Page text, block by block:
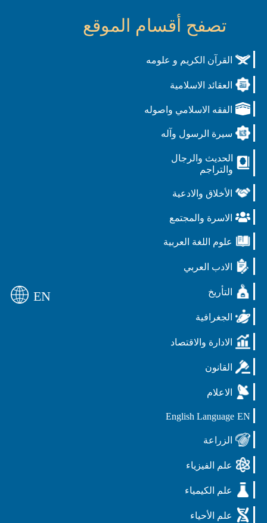
تصفح أقسام الموقع
القرآن الكريم و علومه
العقائد الاسلامية
الفقه الاسلامي واصوله
سيرة الرسول وآله
الحديث والرجال
والتراجم
الأخلاق والادعية
الاسرة والمجتمع
علوم اللغة العربية
الادب العربي
التأريخ
الجغرافية
الادارة والاقتصاد
القانون
الاعلام
EN
English Language
الزراعة
علم الفيزياء
علم الكيمياء
علم الأحياء
EN